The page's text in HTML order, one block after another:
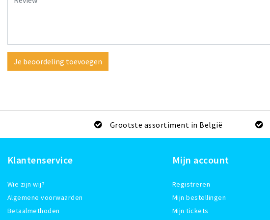
Je beoordeling toevoegen
Grootste assortiment in België
Klantenservice
Wie zijn wij?
Algemene voorwaarden
Betaalmethoden
Mijn account
Registreren
Mijn bestellingen
Mijn tickets